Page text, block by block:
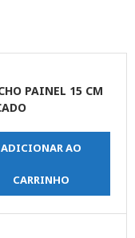
PAINEL 15 CM
ADICIONAR AO
CARRINHO